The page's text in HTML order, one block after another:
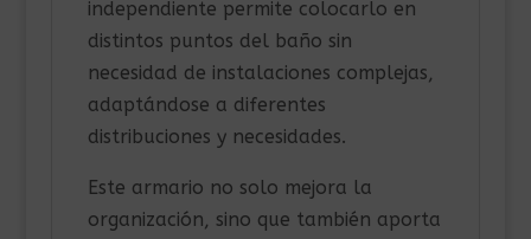
independiente permite colocarlo en
distintos puntos del baño sin
necesidad de instalaciones complejas,
adaptándose a diferentes
distribuciones y necesidades.
Este armario no solo mejora la
organización, sino que también aporta